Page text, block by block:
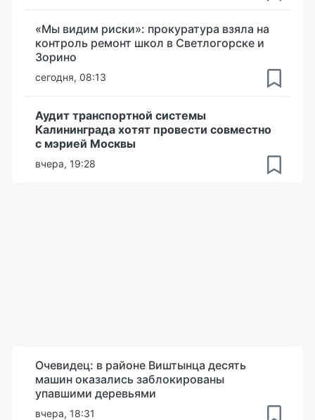
«Мы видим риски»: прокуратура взяла на
контроль ремонт школ в Светлогорске и
Зорино
сегодня, 08:13
Аудит транспортной системы
Калининграда хотят провести совместно
с мэрией Москвы
вчера, 19:28
Очевидец: в районе Виштынца десять
машин оказались заблокированы
упавшими деревьями
вчера, 18:31